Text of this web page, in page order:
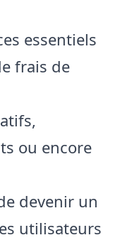
essentiels
frais de
ou encore
devenir un
utilisateurs